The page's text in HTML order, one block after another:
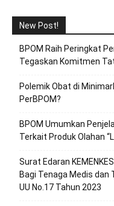
New Post!
BPOM Raih Peringkat
Tegaskan Komitmen
Polemik Obat di
PerBPOM?
BPOM Umumkan
Terkait Produk Olahan
Surat Edaran
Bagi Tenaga Medis
UU No.17 Tahun 2023